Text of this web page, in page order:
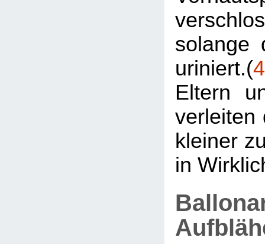
solange
uriniert.(4
Eltern
verleiten
kleiner
in